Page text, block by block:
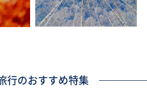
行のおすすめ特集